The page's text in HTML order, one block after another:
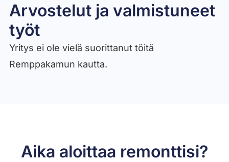
Arvostelut ja valmistuneet
työt​
Yritys ei ole vielä suorittanut töitä
Remppakamun kautta.
Aika aloittaa remonttisi?